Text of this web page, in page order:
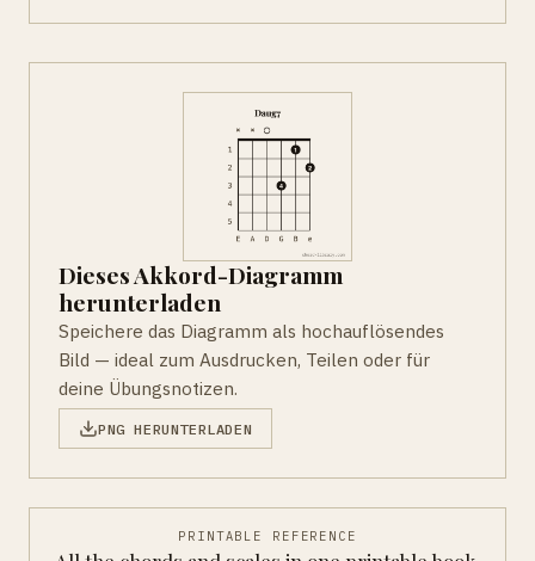
Dieses Akkord-Diagramm
herunterladen
Speichere das Diagramm als hochauflösendes
Bild — ideal zum Ausdrucken, Teilen oder für
deine Übungsnotizen.
PNG HERUNTERLADEN
PRINTABLE REFERENCE